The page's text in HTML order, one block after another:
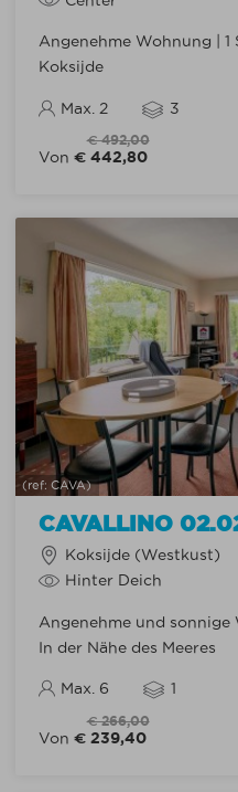
Angenehme Wohnung |
Koksijde
Max. 2 3
€ 492,00
Von € 442,80
CAVALLINO
(ref: CAVA)
Koksijde (Westkust)
Hinter Deich
Angenehme und sonnige
In der Nähe des Meeres
Max. 6 1
€ 266,00
Von € 239,40